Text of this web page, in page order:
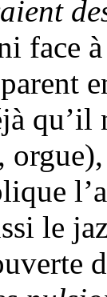
face
le